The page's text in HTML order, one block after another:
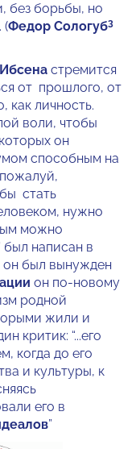
без борьбы, но
(Федор Сологуб3
стремится
от прошлого, от
как личность.
воли, чтобы
он
способным на
стать
нужно
можно
был написан в
он был вынужден
он по-новому
родной
жили и
критик: “...его
когда до его
и культуры, к
его в
”